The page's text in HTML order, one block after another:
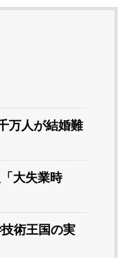
万人が結婚難
大失業時
術王国の実